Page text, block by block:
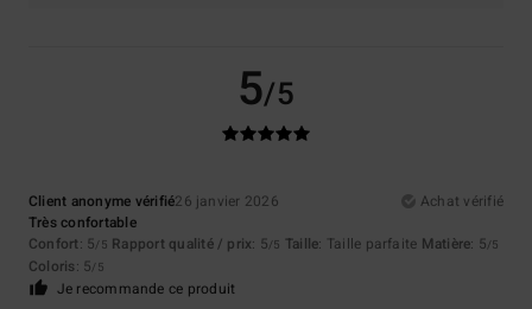
5/5
Client anonyme vérifié26 janvier 2026
Achat vérifié
Très confortable
Confort: 5/5 Rapport qualité / prix: 5/5 Taille: Taille parfaite Matière: 5/5
Coloris: 5/5
Je recommande ce produit